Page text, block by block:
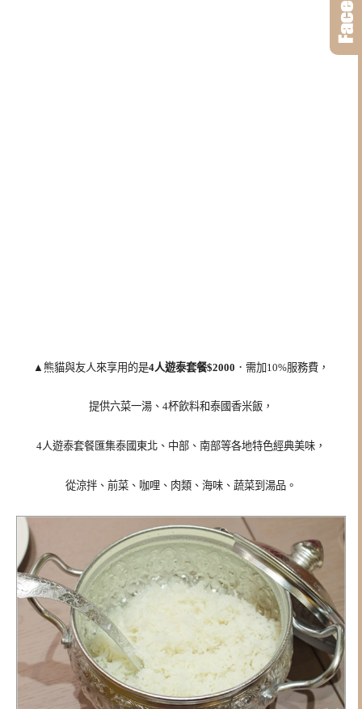
▲熊貓與友人來享用的是4人遊泰套餐$2000 ．需加10%服務費，
提供六菜一湯、4杯飲料和泰國香米飯，
4人遊泰套餐匯集泰國東北、中部、南部等各地特色經典美味，
從涼拌、前菜、咖哩、肉類、海味、蔬菜到湯品。